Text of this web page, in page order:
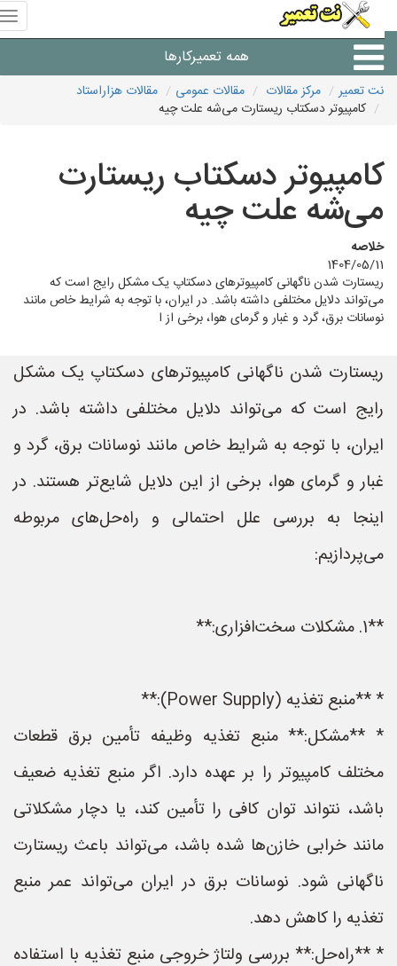
همه تعمیرکارها
شرکت های تعمیرات لوازم
نت تعمیر مرکز مقالات مقالات عمومی
مقالات هزاراستاد
کامپیوتر دسکتاب ریستارت می‌شه علت چیه
کامپیوتر دسکتاب ریستارت
می‌شه علت چیه
خلاصه
1404/05/11
ریستارت شدن ناگهانی کامپیوترهای دسکتاپ یک مشکل رایج است که
می‌تواند دلایل مختلفی داشته باشد. در ایران، با توجه به شرایط خاص مانند
نوسانات برق، گرد و غبار و گرمای هوا، برخی از ا
ریستارت شدن ناگهانی کامپیوترهای دسکتاپ یک مشکل
رایج است که می‌تواند دلایل مختلفی داشته باشد. در
ایران، با توجه به شرایط خاص مانند نوسانات برق، گرد و
غبار و گرمای هوا، برخی از این دلایل شایع‌تر هستند. در
اینجا به بررسی علل احتمالی و راه‌حل‌های مربوطه
می‌پردازیم:
**1. مشکلات سخت‌افزاری:**
* **منبع تغذیه (Power Supply):**
* **مشکل:** منبع تغذیه وظیفه تأمین برق قطعات
مختلف کامپیوتر را بر عهده دارد. اگر منبع تغذیه ضعیف
باشد، نتواند توان کافی را تأمین کند، یا دچار مشکلاتی
مانند خرابی خازن‌ها شده باشد، می‌تواند باعث ریستارت
ناگهانی شود. نوسانات برق در ایران می‌تواند عمر منبع
تغذیه را کاهش دهد.
* **راه‌حل:** بررسی ولتاژ خروجی منبع تغذیه با استفاده